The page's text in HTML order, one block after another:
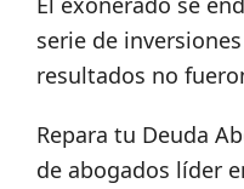
serie de
resultados no
Repara tu Deuda
de abogados líder